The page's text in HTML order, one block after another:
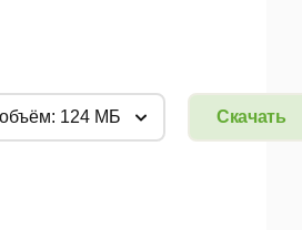
Скачать
объём: 124 МБ